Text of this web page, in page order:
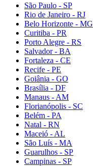
São Paulo - SP
Rio de Janeiro - RJ
Belo Horizonte - MG
Curitiba - PR
Porto Alegre - RS
Salvador - BA
Fortaleza - CE
Recife - PE
Goiânia - GO
Brasília - DF
Manaus - AM
Florianópolis - SC
Belém - PA
Natal - RN
Maceió - AL
São Luís - MA
Guarulhos - SP
Campinas - SP